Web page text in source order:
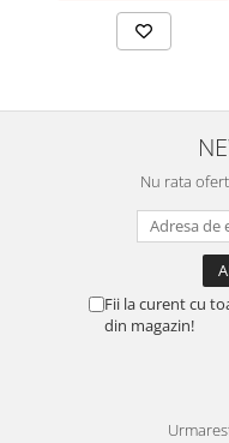
Nu rata
Fii la curent cu
din magazin!